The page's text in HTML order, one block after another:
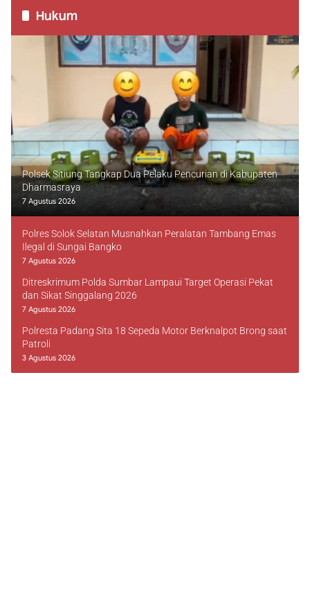
Hukum
Polsek Sitiung Tangkap Dua Pelaku Pencurian di Kabupaten
Dharmasraya
7 Agustus 2026
Polres Solok Selatan Musnahkan Peralatan Tambang Emas
Ilegal di Sungai Bangko
7 Agustus 2026
Ditreskrimum Polda Sumbar Lampaui Target Operasi Pekat
dan Sikat Singgalang 2026
7 Agustus 2026
Polresta Padang Sita 18 Sepeda Motor Berknalpot Brong saat
Patroli
3 Agustus 2026